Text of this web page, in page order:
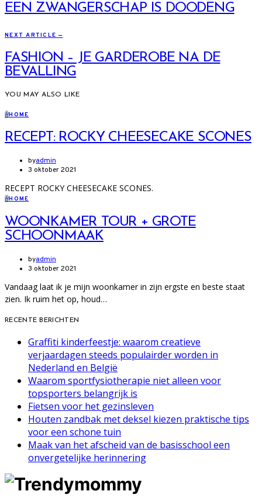
EEN ZWANGERSCHAP IS DOODENG
NEXT ARTICLE —
FASHION – JE GARDEROBE NA DE
BEVALLING
YOU MAY ALSO LIKE
HHOME
RECEPT: ROCKY CHEESECAKE SCONES
byadmin
3 oktober 2021
RECEPT ROCKY CHEESECAKE SCONES.
HHOME
WOONKAMER TOUR + GROTE
SCHOONMAAK
byadmin
3 oktober 2021
Vandaag laat ik je mijn woonkamer in zijn ergste en beste staat
zien. Ik ruim het op, houd…
RECENTE BERICHTEN
Graffiti kinderfeestje: waarom creatieve
verjaardagen steeds populairder worden in
Nederland en België
Waarom sportfysiotherapie niet alleen voor
topsporters belangrijk is
Fietsen voor het gezinsleven
Houten zandbak met deksel kiezen praktische tips
voor een schone tuin
Maak van het afscheid van de basisschool een
onvergetelijke herinnering